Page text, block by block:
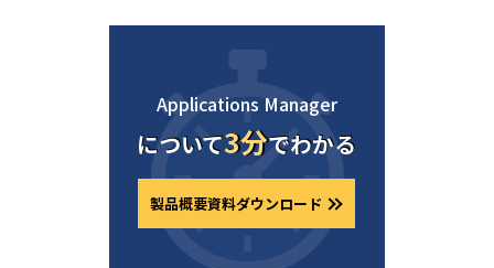
Applications Manager
について3分でわかる
製品概要資料ダウンロード